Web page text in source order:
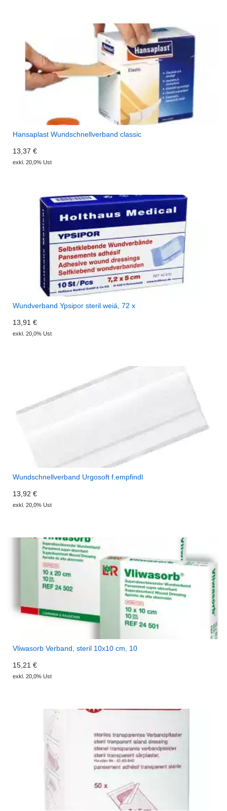
Hansaplast Wundschnellverband classic
13,37 €
exkl. 20,0% Ust
Wundverband Ypsipor steril weiá, 72 x
13,91 €
exkl. 20,0% Ust
Wundschnellverband Urgosoft f.empfindl
13,92 €
exkl. 20,0% Ust
Vliwasorb Verband, steril 10x10 cm, 10
15,21 €
exkl. 20,0% Ust